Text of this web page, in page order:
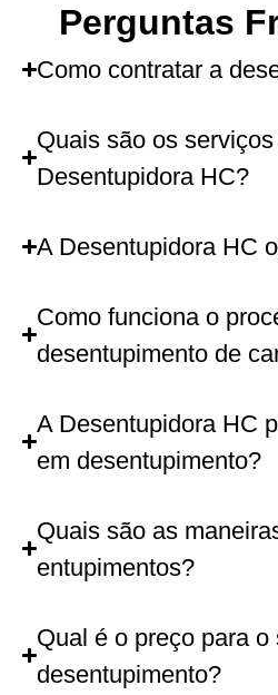
Perguntas
Como contratar a
Quais são os
Desentupidora HC?
A Desentupidora HC
Como funciona o
desentupimento de
A Desentupidora HC
em desentupimento?
Quais são as
entupimentos?
Qual é o preço para o
desentupimento?